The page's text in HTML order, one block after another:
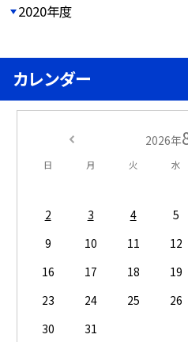
2020年度
カレンダー
2026年
日 月 火 水
2
3 4 5
9
10 11 12
16
17 18 19
23
24 25 26
30
31